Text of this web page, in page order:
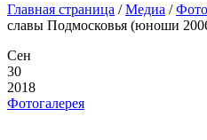
Главная страница /Медиа /
славы Подмосковья (юноши
Сен
30
2018
Фотогалерея